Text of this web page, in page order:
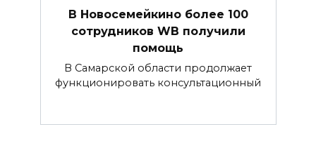
В Новосемейкино более 100
сотрудников WB получили
помощь
В Самарской области продолжает
функционировать консультационный